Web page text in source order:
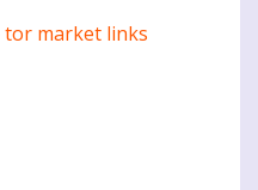
tor market links